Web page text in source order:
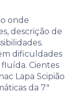
onde
descrição de
dificuldades
Cientes
Lapa Scipião
da 7ª